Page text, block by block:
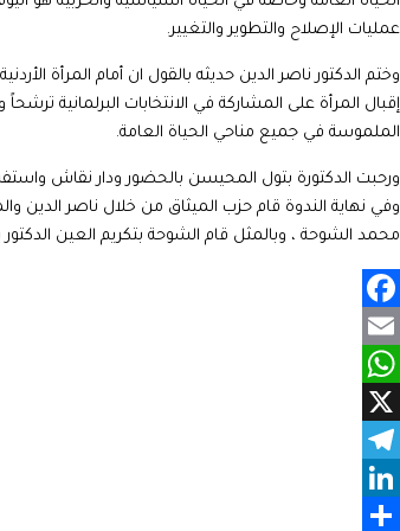
عمليات الإصلاح والتطوير والتغيير.
وختم الدكتور ناصر الدين حديثه بالقول ان أمام المرأة
إقبال المرأة على المشاركة في الانتخابات البرلمانية
الملموسة في جميع مناحي الحياة العامة.
ورحبت الدكتورة بتول المحيسن بالحضور ودار نقاش
وفي نهاية الندوة قام حزب الميثاق من خلال ناصر الدين
محمد الشوحة ، وبالمثل قام الشوحة بتكريم العين
Facebook
Email
WhatsApp
X
Telegram
LinkedIn